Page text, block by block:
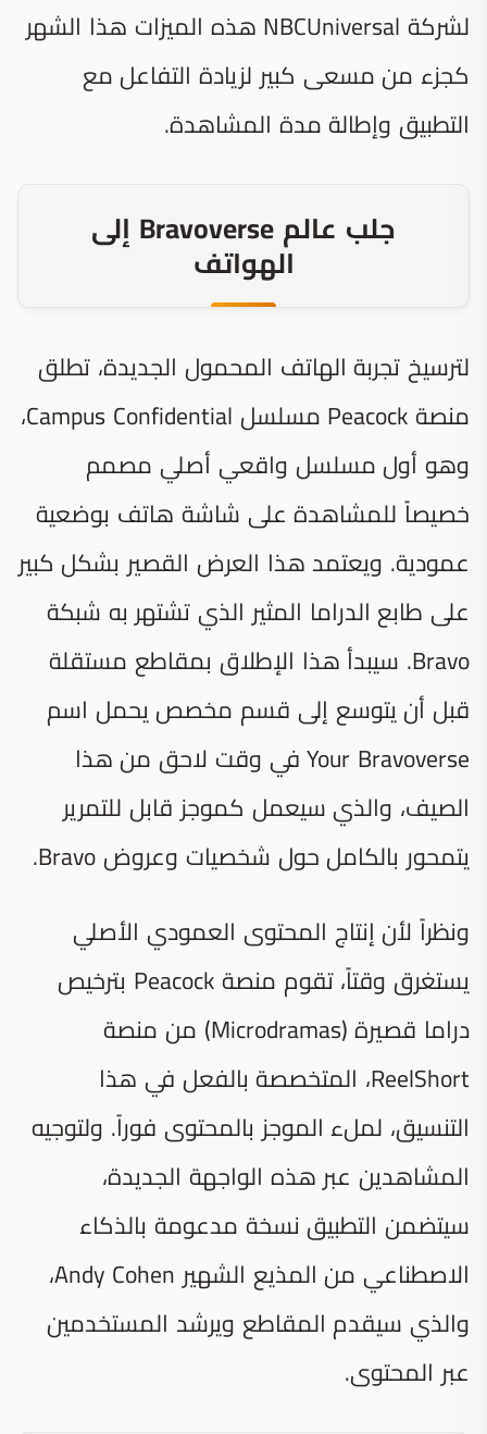
لشركة NBCUniversal هذه الميزات هذا الشهر
كجزء من مسعى كبير لزيادة التفاعل مع
التطبيق وإطالة مدة المشاهدة.
جلب عالم Bravoverse إلى
الهواتف
لترسيخ تجربة الهاتف المحمول الجديدة، تطلق
منصة Peacock مسلسل
Campus Confidential،
وهو أول مسلسل واقعي أصلي مصمم
خصيصاً للمشاهدة على شاشة هاتف بوضعية
عمودية. ويعتمد هذا العرض القصير بشكل كبير
على طابع الدراما المثير الذي تشتهر به شبكة
Bravo. سيبدأ هذا الإطلاق بمقاطع مستقلة
قبل أن يتوسع إلى قسم مخصص يحمل اسم
Your Bravoverseفي وقت لاحق من هذا
الصيف، والذي سيعمل كموجز قابل للتمرير
يتمحور بالكامل حول شخصيات وعروض Bravo.
ونظراً لأن إنتاج المحتوى العمودي الأصلي
يستغرق وقتاً، تقوم منصة Peacock بترخيص
دراما قصيرة (Microdramas) من منصة
ReelShort، المتخصصة بالفعل في هذا
التنسيق، لملء الموجز بالمحتوى فوراً. ولتوجيه
المشاهدين عبر هذه الواجهة الجديدة،
سيتضمن التطبيق نسخة مدعومة بالذكاء
الاصطناعي من المذيع الشهير Andy Cohen،
والذي سيقدم المقاطع ويرشد المستخدمين
عبر المحتوى.